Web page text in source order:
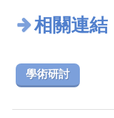
相關連結
學術研討